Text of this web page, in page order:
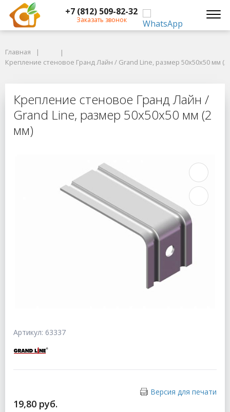
+7 (812) 509-82-32
Заказать звонок
Крепление стеновое Гранд Лайн / Grand Line, размер 50х50х50 мм (2
Крепление стеновое Гранд Лайн
Главная
Крепление стеновое Гранд Лайн / Grand Line, размер 50х50х50 мм (2
Крепление стеновое Гранд Лайн /
Grand Line, размер 50х50х50 мм (2
мм)
Артикул: 63337
Версия для печати
19,80 руб.